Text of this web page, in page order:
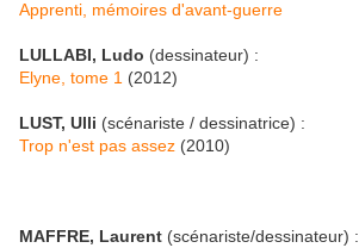
Apprenti, mémoires d'avant-guerre
LULLABI, Ludo (dessinateur) :
Elyne, tome 1 (2012)
LUST, Ulli (scénariste / dessinatrice) :
Trop n'est pas assez (2010)
MAFFRE, Laurent (scénariste/dessinateur) :